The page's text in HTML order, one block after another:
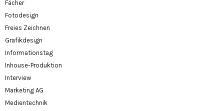
Fächer
Fotodesign
Freies Zeichnen
Grafikdesign
Informationstag
Inhouse-Produktion
Interview
Marketing AG
Medientechnik